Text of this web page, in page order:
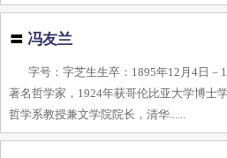
〓冯友兰
字号：字芝生生卒：1895年12月4日
著名哲学家，1924年获哥伦比亚大学博士
哲学系教授兼文学院院长，清华......